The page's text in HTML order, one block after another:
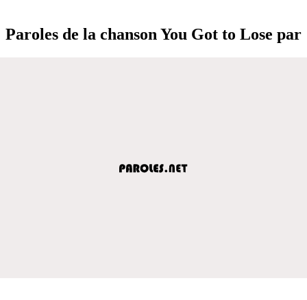
Paroles de la chanson You Got to Lose par